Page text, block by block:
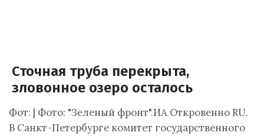
Сточная труба перекрыта,
зловонное озеро осталось
Фот: | Фото: "Зеленый фронт".ИА Откровенно RU.
В Санкт-Петербурге комитет государственного